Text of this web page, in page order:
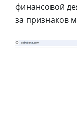
финансовой
за признаков